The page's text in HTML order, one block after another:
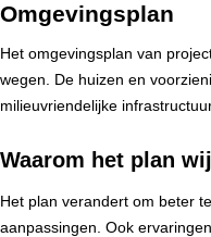
Omgevingsplan
Het omgevingsplan van
wegen. De huizen en
milieuvriendelijke
Waarom het plan
Het plan verandert om beter
aanpassingen. Ook